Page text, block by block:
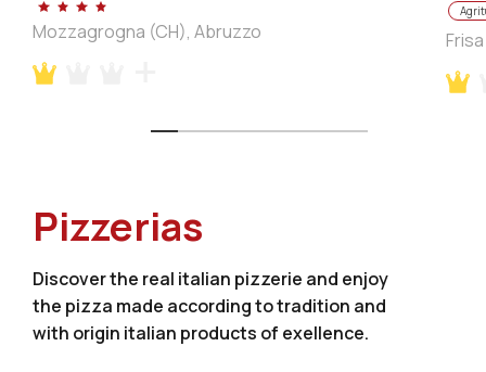
Mozzagrogna (CH), Abruzzo
Pizzerias
Discover the real italian pizzerie and enjoy
the pizza made according to tradition and
with origin italian products of exellence.